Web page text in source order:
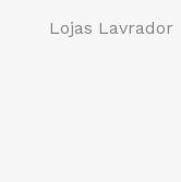
Lojas Lavrador